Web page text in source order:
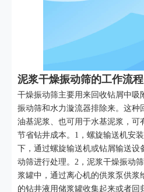
泥浆干燥振动筛的工作流程
干燥振动筛主要用来回收钻屑中吸
振动筛和水力漩流器排除来。这种
油基泥浆、也可用于水基泥浆，可
节省钻井成本。1，螺旋输送机安
下，通过螺旋输送机或钻屑输送设
动筛进行处理。2，泥浆干燥振动
浆罐中，通过离心机的供浆泵供浆
的钻井液用储浆罐收集起来或者回